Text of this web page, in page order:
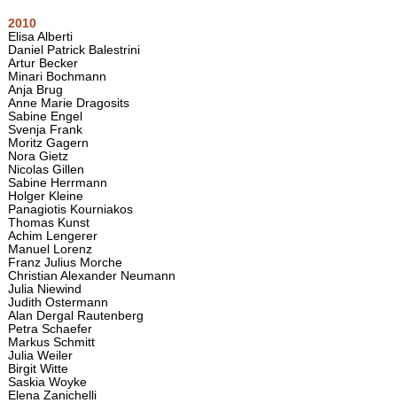
2010
Elisa Alberti
Daniel Patrick Balestrini
Artur Becker
Minari Bochmann
Anja Brug
Anne Marie Dragosits
Sabine Engel
Svenja Frank
Moritz Gagern
Nora Gietz
Nicolas Gillen
Sabine Herrmann
Holger Kleine
Panagiotis Kourniakos
Thomas Kunst
Achim Lengerer
Manuel Lorenz
Franz Julius Morche
Christian Alexander Neumann
Julia Niewind
Judith Ostermann
Alan Dergal Rautenberg
Petra Schaefer
Markus Schmitt
Julia Weiler
Birgit Witte
Saskia Woyke
Elena Zanichelli